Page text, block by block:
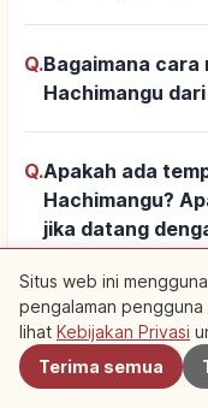
Q.Bagaimana cara
Hachimangu
Q.Apakah ada
Hachimangu?
jika datang
Q.Apakah bisa
kunjungan
Hachimangu?
layanannya?
Situs web ini
pengalaman
lihat Kebijakan Privasi
Terima semua